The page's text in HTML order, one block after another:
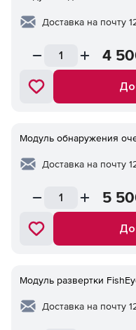
Доставка на почту
4
Модуль обнаружения
Доставка на почту
5
Модуль развертки
Доставка на почту